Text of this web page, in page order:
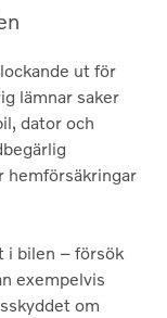
ut för
lämnar saker
dator och
hemförsäkringar
i bilen – försök
exempelvis
om